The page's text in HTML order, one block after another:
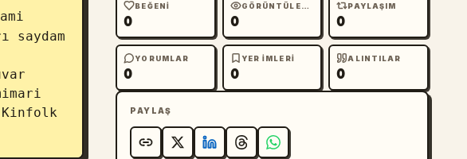
saydam
Kinfolk
BEĞENI
0
GÖRÜNTÜLEME
0
PAYLAŞIM
0
YORUMLAR
0
YER IMLERI
0
ALINTILAR
0
PAYLAŞ